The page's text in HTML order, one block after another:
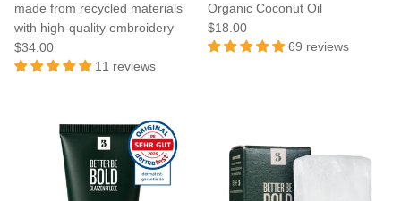
made from recycled materials
with high-quality embroidery
$34.00
11 reviews
Organic Coconut Oil
$18.00
69 reviews